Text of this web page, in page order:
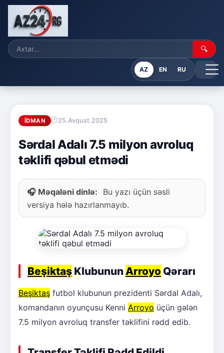
🔍
AZ EN RU
İDMAN 25.Avqust.2025
Sərdal Adalı 7.5 milyon avroluq
təklifi qəbul etmədi
🎧 Məqaləni dinlə:
Bu yazı üçün səsli
versiya hələ hazırlanmayıb.
Beşiktaş Klubunun Arroyo Qərarı
Beşiktaş futbol klubunun prezidenti Sərdal Adalı,
komandanın oyunçusu Kenni Arroyo üçün gələn
7.5 milyon avroluq transfer təklifini rədd edib.